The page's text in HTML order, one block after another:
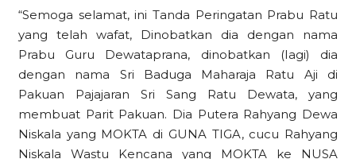
“Semoga selamat, ini Tanda Peringatan Prabu Ratu
yang telah wafat, Dinobatkan dia dengan nama
Prabu Guru Dewataprana, dinobatkan (Iagi) dia
dengan nama Sri Baduga Maharaja Ratu Aji di
Pakuan Pajajaran Sri Sang Ratu Dewata, yang
membuat Parit Pakuan. Dia Putera Rahyang Dewa
Niskala yang MOKTA di GUNA TIGA, cucu Rahyang
Niskala Wastu Kencana yang MOKTA ke NUSA